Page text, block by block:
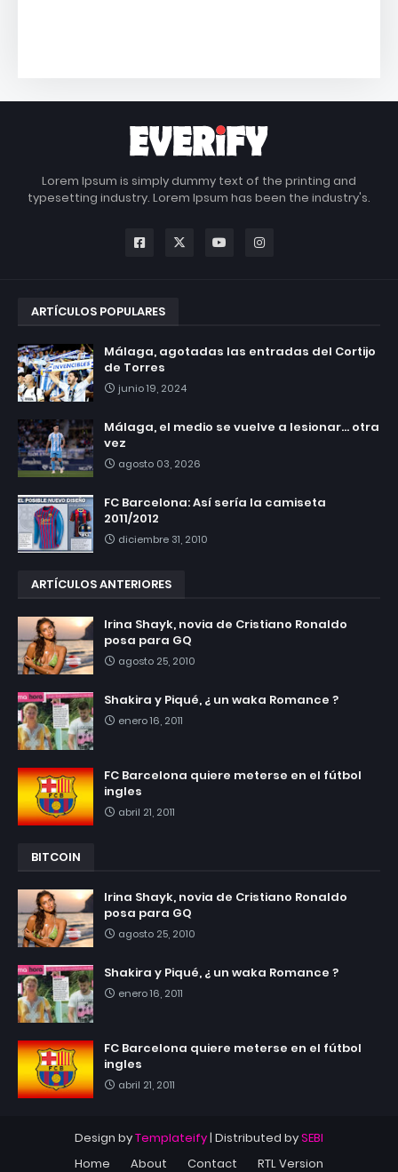
Lorem Ipsum is simply dummy text of the printing and
typesetting industry. Lorem Ipsum has been the industry's.
ARTÍCULOS POPULARES
Málaga, agotadas las entradas del Cortijo
de Torres
junio 19, 2024
Málaga, el medio se vuelve a lesionar... otra
vez
agosto 03, 2026
FC Barcelona: Así sería la camiseta
2011/2012
diciembre 31, 2010
ARTÍCULOS ANTERIORES
Irina Shayk, novia de Cristiano Ronaldo
posa para GQ
agosto 25, 2010
Shakira y Piqué, ¿ un waka Romance ?
enero 16, 2011
FC Barcelona quiere meterse en el fútbol
ingles
abril 21, 2011
BITCOIN
Irina Shayk, novia de Cristiano Ronaldo
posa para GQ
agosto 25, 2010
Shakira y Piqué, ¿ un waka Romance ?
enero 16, 2011
FC Barcelona quiere meterse en el fútbol
ingles
abril 21, 2011
Design byTemplateify| Distributed bySEBI
Home
About Contact RTL Version